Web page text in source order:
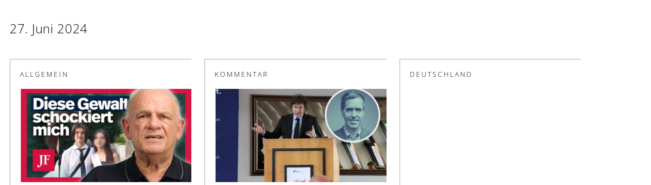
27. Juni 2024
ALLGEMEIN KOMMENTAR DEUTSCHLAND